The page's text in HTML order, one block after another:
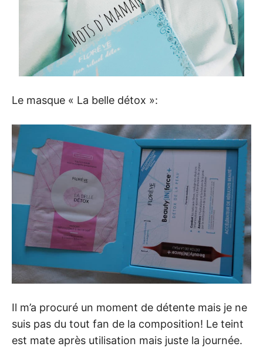
Le masque « La belle détox »:
Il m’a procuré un moment de détente mais je ne
suis pas du tout fan de la composition! Le teint
est mate après utilisation mais juste la journée.